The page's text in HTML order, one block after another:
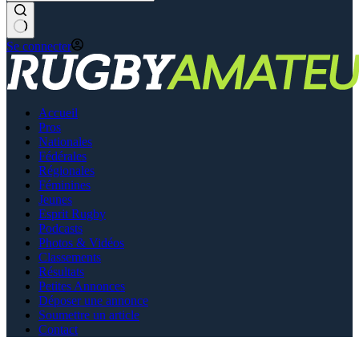
Se connecter
Accueil
Pros
Nationales
Fédérales
Régionales
Féminines
Jeunes
Esprit Rugby
Podcasts
Photos & Vidéos
Classements
Résultats
Petites Annonces
Déposer une annonce
Soumettre un article
Contact